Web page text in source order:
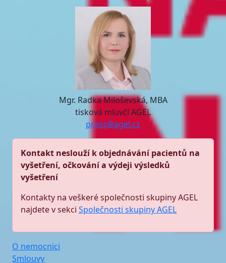
Mgr. Radka Miloševská, MBA
tisková mluvčí AGEL
press@agel.cz
Kontakt neslouží k objednávání pacientů na
vyšetření, očkování a výdeji výsledků
vyšetření
Kontakty na veškeré společnosti skupiny AGEL
najdete v sekci Společnosti skupiny AGEL
O nemocnici
Smlouvy